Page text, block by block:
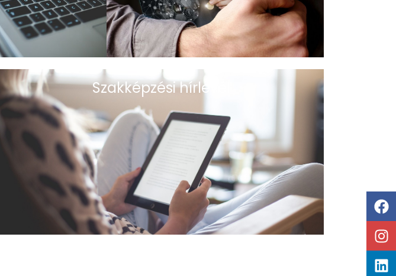
Szakképzési hírlevél